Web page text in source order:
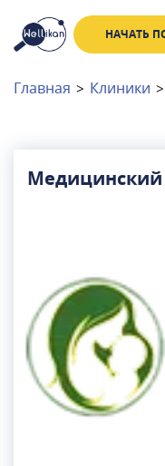
НАЧАТЬ
Доктора
Клиники
Главная > Клиники >